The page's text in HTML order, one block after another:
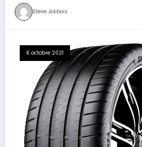
Steve Jolibois
6 octobre 2021